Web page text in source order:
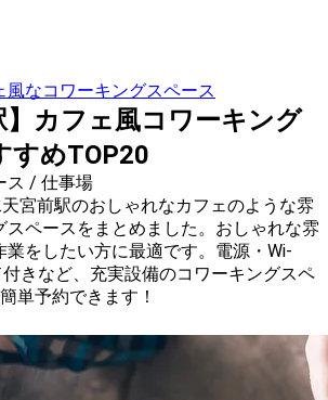
なコワーキングスペース
】カフェ風コワーキング
すめTOP20
ス / 仕事場
宮前駅のおしゃれなカフェのような雰
スペースをまとめました。おしゃれな雰
業をしたい方に最適です。電源・Wi-
きなど、充実設備のコワーキングスペ
単予約できます！